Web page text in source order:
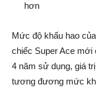
hơn
Mức độ khấu hao
chiếc Super Ace mới
4 năm sử dụng, giá
tương đương mức